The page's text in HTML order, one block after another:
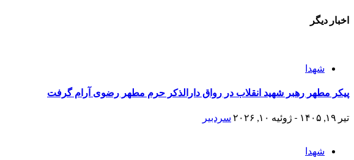
اخبار دیگر
شهدا
پیکر مطهر رهبر شهید انقلاب در رواق دارالذکر حرم مطهر رضوی آرام گرفت
تیر ۱۹, ۱۴۰۵ - ژوئیه ۱۰, ۲۰۲۶ سردبیر
شهدا